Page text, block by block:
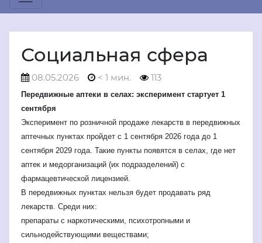
Социальная сфера
08.05.2026 < 1 мин. 113
Передвижные аптеки в селах: эксперимент стартует 1
сентября
Эксперимент по розничной продаже лекарств в передвижных
аптечных пунктах пройдет с 1 сентября 2026 года до 1
сентября 2029 года. Такие пункты появятся в селах, где нет
аптек и медорганизаций (их подразделений) с
фармацевтической лицензией.
В передвижных пунктах нельзя будет продавать ряд
лекарств. Среди них:
препараты с наркотическими, психотропными и
сильнодействующими веществами;